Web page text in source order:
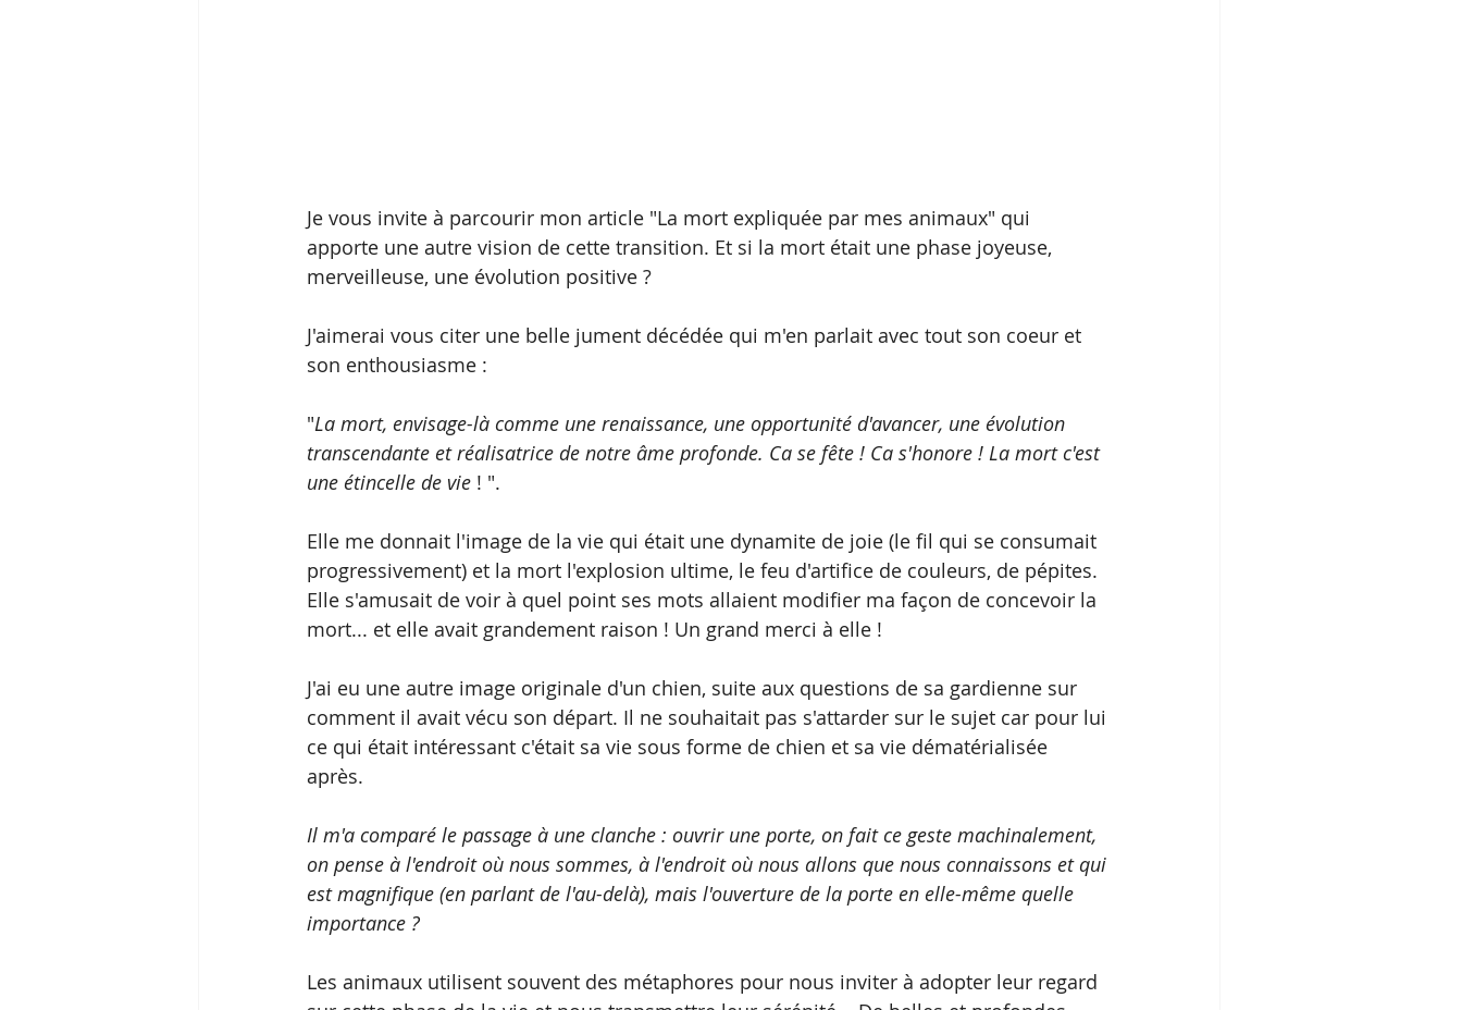
Je vous invite à parcourir mon article "La mort expliquée par mes animaux" qui
apporte une autre vision de cette transition. Et si la mort était une phase joyeuse,
merveilleuse, une évolution positive ?
J'aimerai vous citer une belle jument décédée qui m'en parlait avec tout son coeur et
son enthousiasme :
"La mort, envisage-là comme une renaissance, une opportunité d'avancer, une évolution
transcendante et réalisatrice de notre âme profonde. Ca se fête ! Ca s'honore ! La mort c'est
une étincelle de vie ! ".
Elle me donnait l'image de la vie qui était une dynamite de joie (le fil qui se consumait
progressivement) et la mort l'explosion ultime, le feu d'artifice de couleurs, de pépites.
Elle s'amusait de voir à quel point ses mots allaient modifier ma façon de concevoir la
mort... et elle avait grandement raison ! Un grand merci à elle !
J'ai eu une autre image originale d'un chien, suite aux questions de sa gardienne sur
comment il avait vécu son départ. Il ne souhaitait pas s'attarder sur le sujet car pour lui
ce qui était intéressant c'était sa vie sous forme de chien et sa vie dématérialisée
après.
Il m'a comparé le passage à une clanche : ouvrir une porte, on fait ce geste machinalement,
on pense à l'endroit où nous sommes, à l'endroit où nous allons que nous connaissons et qui
est magnifique (en parlant de l'au-delà), mais l'ouverture de la porte en elle-même quelle
importance ?
Les animaux utilisent souvent des métaphores pour nous inviter à adopter leur regard